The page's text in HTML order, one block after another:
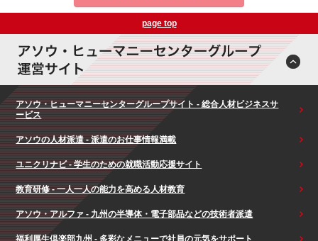
page top
アソウ・ヒューマニーセンターグループサイト - 総合人材ビジネスサ
ービス
アソウの人材派遣 - 派遣のお仕事情報満載
ユニクリナビ - 学生のための就職活動応援サイト
教育研修 - 一人一人の能力を高める人材教育
アソウ・アルファ - 九州の半導体・電子部品などの技術者派遣
福利厚生倶楽部九州 - 多彩なメニューで社員の元気をサポート